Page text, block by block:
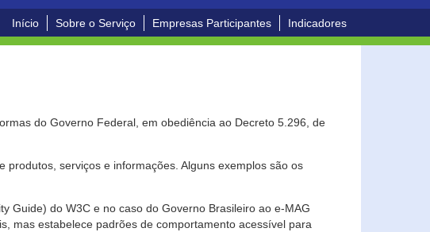
Início Sobre o Serviço Empresas Participantes Indicadores
do Governo Federal, em obediência ao Decreto 5.296, de
serviços e informações. Alguns exemplos são os
Guide) do W3C e no caso do Governo Brasileiro ao e-MAG
mas estabelece padrões de comportamento acessível para